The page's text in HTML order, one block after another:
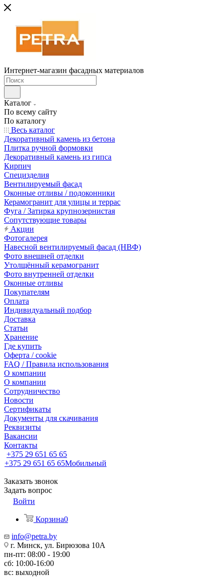
Интернет-магазин фасадных материалов
Каталог
По всему сайту
По каталогу
Весь каталог
Декоративный камень из бетона
Плитка ручной формовки
Декоративный камень из гипса
Кирпич
Специзделия
Вентилируемый фасад
Оконные отливы / подоконники
Керамогранит для улицы и террас
Фуга / Затирка крупнозернистая
Сопутствующие товары
Акции
Фотогалерея
Навесной вентилируемый фасад (НВФ)
Фото внешней отделки
Утолщённый керамогранит
Фото внутренней отделки
Оконные отливы
Покупателям
Оплата
Индивидуальный подбор
Доставка
Статьи
Хранение
Где купить
Оферта / cookie
FAQ / Правила использования
О компании
О компании
Сотрудничество
Новости
Сертификаты
Документы для скачивания
Реквизиты
Вакансии
Контакты
+375 29 651 65 65
+375 29 651 65 65Мобильный
Заказать звонок
Задать вопрос
Войти
Корзина0
info@petra.by
г. Минск, ул. Бирюзова 10А
пн-пт: 08:00 - 19:00
сб: 10:00-16:00
вс: выходной